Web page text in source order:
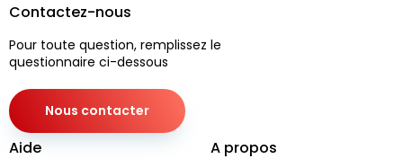
Contactez-nous
Pour toute question, remplissez le
questionnaire ci-dessous
Nous contacter
Aide A propos